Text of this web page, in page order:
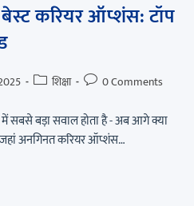
बेस्ट करियर ऑप्शंस: टॉप
शिक्षा 0 Comments
सबसे बड़ा सवाल होता है - अब आगे क्या
अनगिनत करियर ऑप्शंस…